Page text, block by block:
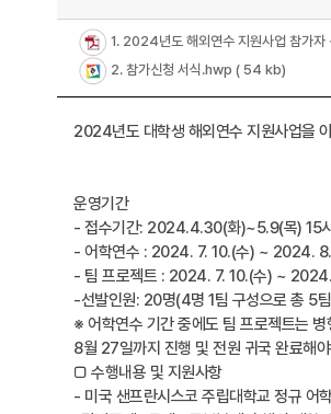
1. 2024년도 해외연수 지원사업 참가
2. 참가신청 서식.hwp ( 54 kb)
2024년도 대학생 해외연수 지원사업을
운영기간
- 접수기간: 2024.4.30(화)~5.9(목) 15
- 어학연수 : 2024. 7. 10.(수) ~ 2024.
- 팀 프로젝트 : 2024. 7. 10.(수) ~
-선발인원: 20명(4명 1팀 구성으로 총 5
※ 어학연수 기간 중에도 팀 프로젝트는
8월 27일까지 진행 및 전원 귀국 완료해
□ 수행내용 및 지원사항
- 미국 샌프란시스코 주립대학교 정규 어